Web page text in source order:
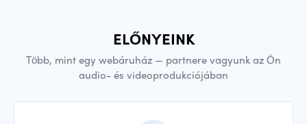
ELŐNYEINK
Több, mint egy webáruház — partnere vagyunk az Ön
audio- és videoprodukciójában